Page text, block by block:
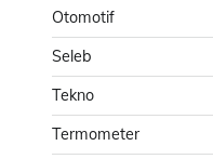
Otomotif
Seleb
Tekno
Termometer